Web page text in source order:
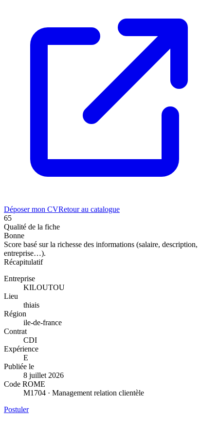
Déposer mon CVRetour au catalogue
65
Qualité de la fiche
Bonne
Score basé sur la richesse des informations (salaire, description,
entreprise…).
Récapitulatif
Entreprise
KILOUTOU
Lieu
thiais
Région
ile-de-france
Contrat
CDI
Expérience
E
Publiée le
8 juillet 2026
Code ROME
M1704 · Management relation clientèle
Postuler